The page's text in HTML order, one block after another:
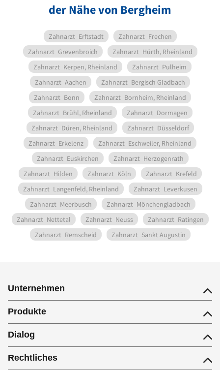
der Nähe von Bergheim
Zahnarzt Erftstadt Zahnarzt Frechen
Zahnarzt Grevenbroich Zahnarzt Hürth, Rheinland
Zahnarzt Kerpen, Rheinland Zahnarzt Pulheim
Zahnarzt Aachen Zahnarzt Bergisch Gladbach
Zahnarzt Bonn Zahnarzt Bornheim, Rheinland
Zahnarzt Brühl, Rheinland Zahnarzt Dormagen
Zahnarzt Düren, Rheinland Zahnarzt Düsseldorf
Zahnarzt Erkelenz Zahnarzt Eschweiler, Rheinland
Zahnarzt Euskirchen Zahnarzt Herzogenrath
Zahnarzt Hilden Zahnarzt Köln Zahnarzt Krefeld
Zahnarzt Langenfeld, Rheinland Zahnarzt Leverkusen
Zahnarzt Meerbusch Zahnarzt Mönchengladbach
Zahnarzt Nettetal Zahnarzt Neuss Zahnarzt Ratingen
Zahnarzt Remscheid Zahnarzt Sankt Augustin
Unternehmen
Produkte
Dialog
Rechtliches